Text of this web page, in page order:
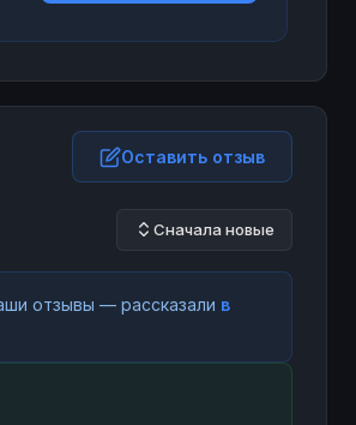
Оставить отзыв
Сначала новые
отзывы — рассказали в